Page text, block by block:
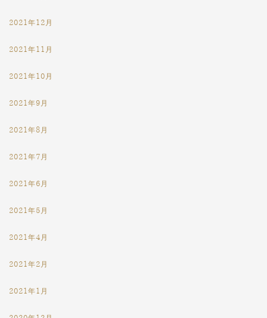
2021年12月
2021年11月
2021年10月
2021年9月
2021年8月
2021年7月
2021年6月
2021年5月
2021年4月
2021年2月
2021年1月